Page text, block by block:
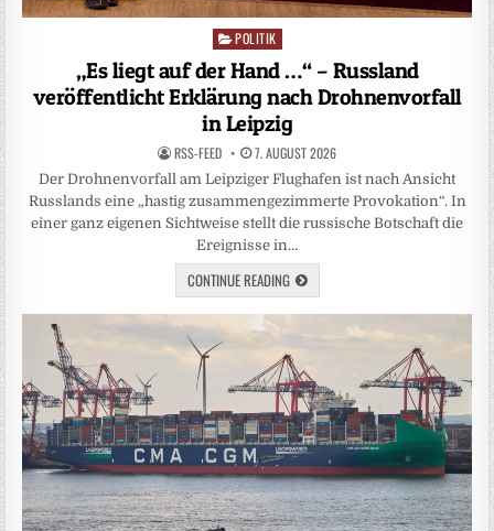
Posted
POLITIK
„Es liegt auf der Hand …“ – Russland
veröffentlicht Erklärung nach Drohnenvorfall
in Leipzig
RSS-FEED 7. AUGUST 2026
Der Drohnenvorfall am Leipziger Flughafen ist nach Ansicht
Russlands eine „hastig zusammengezimmerte Provokation“. In
einer ganz eigenen Sichtweise stellt die russische Botschaft die
Ereignisse in…
CONTINUE READING